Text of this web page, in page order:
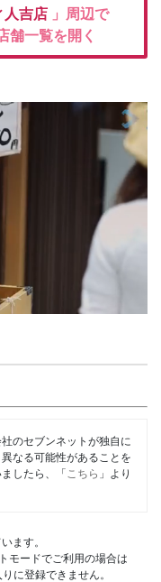
人吉店 」周辺で
舗一覧を開く
のセブンネットが独自に
なる可能性があることを
したら、「 こちら 」より
ます。
モードでご利用の場合は
に登録できません。